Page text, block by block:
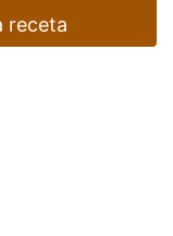
receta